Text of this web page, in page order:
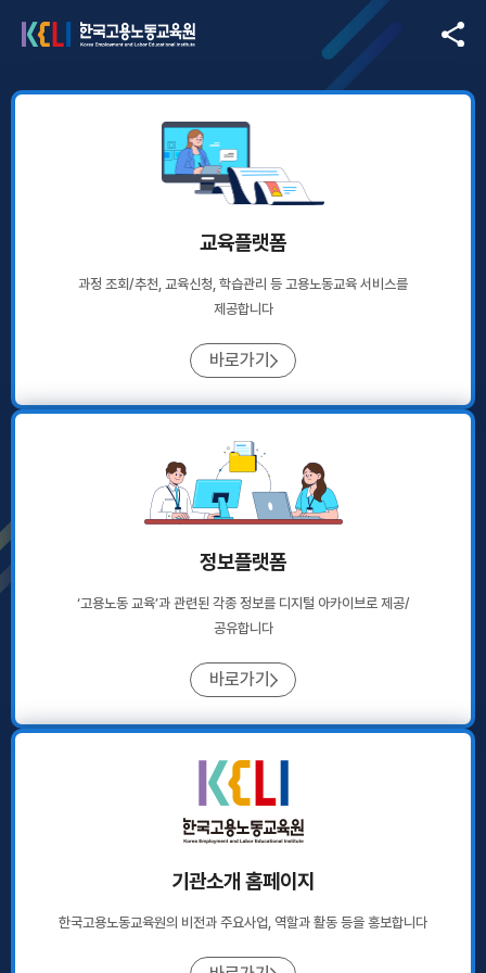
바로가기
KELI 한국노동교육원
교육플랫폼
과정 조회/추천, 교육신청, 학습관리 등 고용노동교육 서비스를
제공합니다
바로가기
정보플랫폼
‘고용노동 교육’과 관련된 각종 정보를디지털 아카이브로 제공/
공유합니다
바로가기
기관소개 홈페이지
한국고용노동교육원의 비전과 주요사업, 역할과 활동 등을 홍보합니다